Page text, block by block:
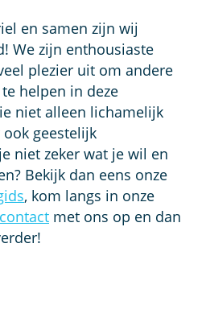
en samen zijn wij
We zijn enthousiaste
plezier uit om andere
helpen in deze
niet alleen lichamelijk
geestelijk
niet zeker wat je wil en
Bekijk dan eens onze
, kom langs in onze
contact met ons op en dan